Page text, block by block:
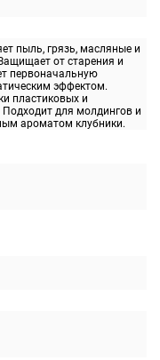
пыль, грязь, масляные и
от старения и
первоначальную
эффектом.
пластиковых и
для молдингов и
ароматом клубники.